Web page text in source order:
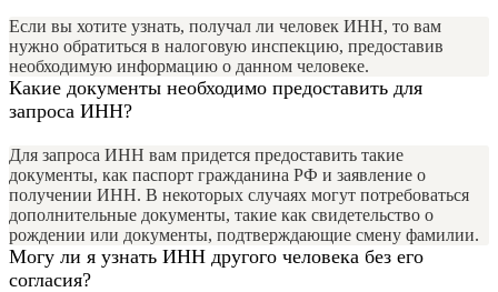
Если вы хотите узнать, получал ли человек ИНН, то вам
нужно обратиться в налоговую инспекцию, предоставив
необходимую информацию о данном человеке.
Какие документы необходимо предоставить для
запроса ИНН?
Для запроса ИНН вам придется предоставить такие
документы, как паспорт гражданина РФ и заявление о
получении ИНН. В некоторых случаях могут потребоваться
дополнительные документы, такие как свидетельство о
рождении или документы, подтверждающие смену фамилии.
Могу ли я узнать ИНН другого человека без его
согласия?